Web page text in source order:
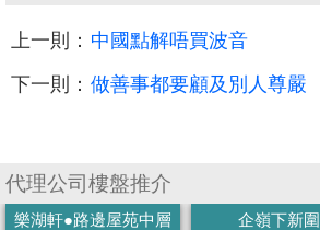
上一則： 中國點解唔買波音
下一則： 做善事都要顧及別人尊嚴
代理公司樓盤推介
樂湖軒●路邊屋苑中層 企嶺下新圍